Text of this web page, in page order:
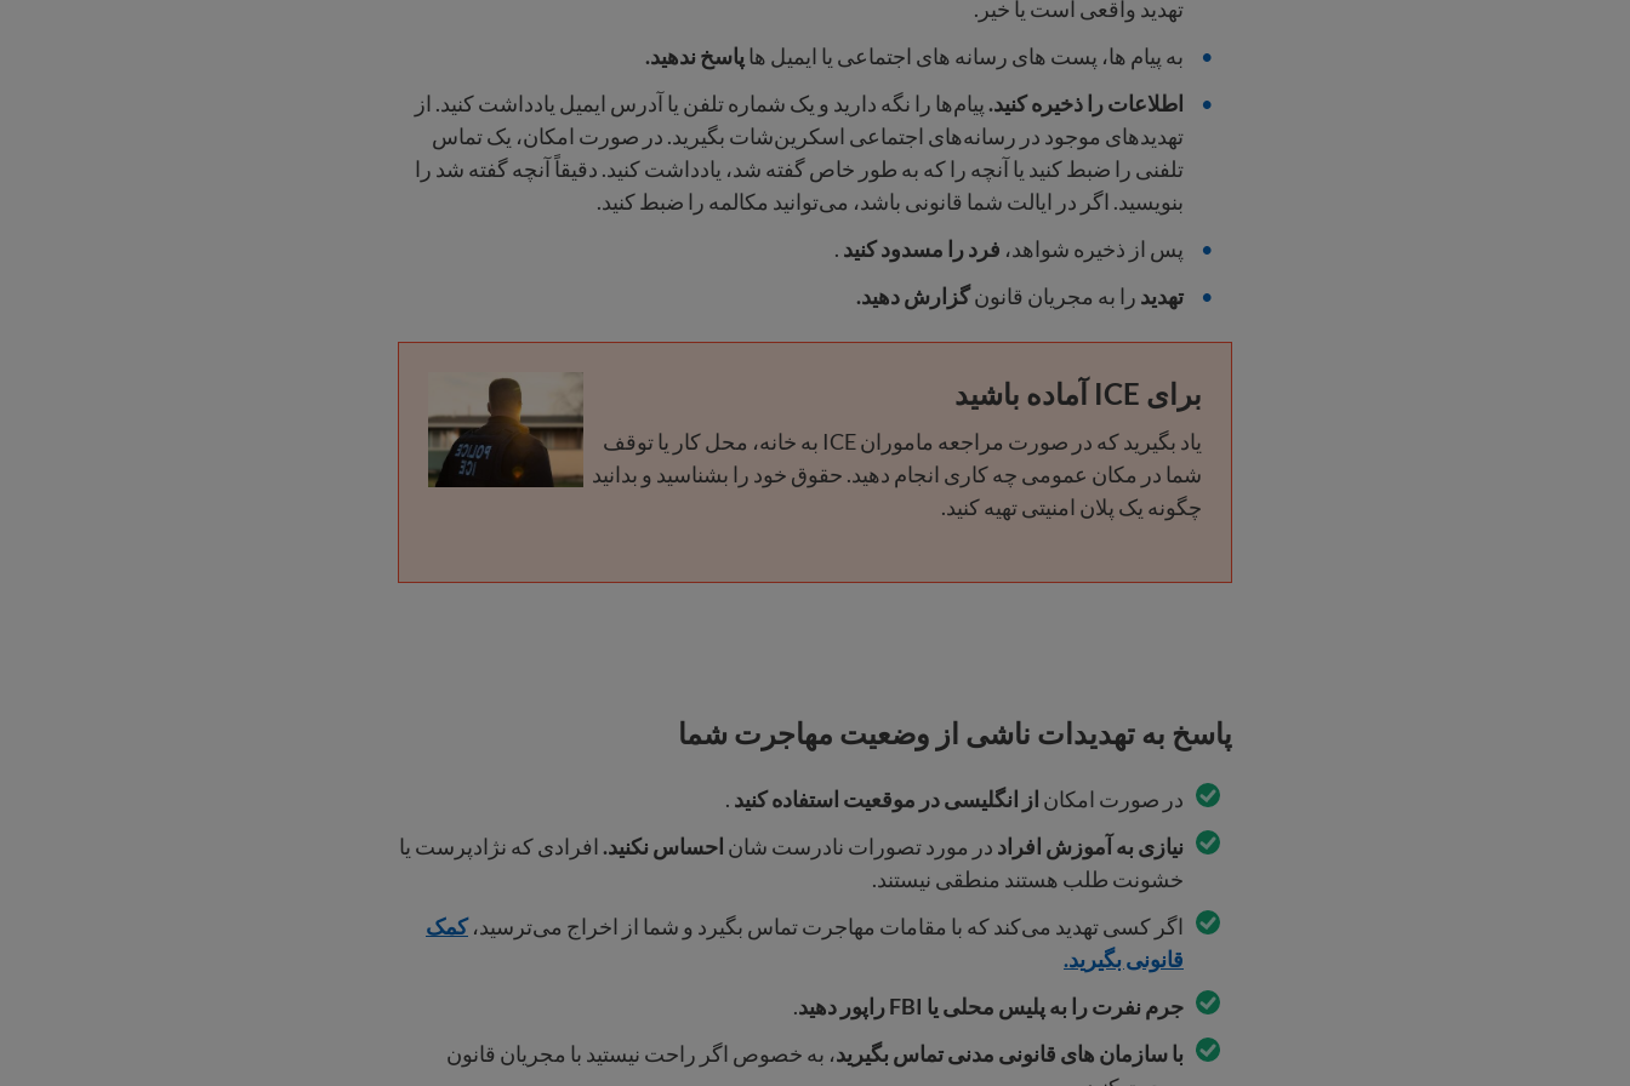
تهدید واقعی است یا خیر.
به پیام ها، پست های رسانه های اجتماعی یا ایمیل ها پاسخ ندهید.
اطلاعات را ذخیره کنید.پیام‌ها را نگه دارید و یک شماره تلفن یا آدرس ایمیل یادداشت کنید. از
تهدیدهای موجود در رسانه‌های اجتماعی اسکرین‌شات بگیرید. در صورت امکان، یک تماس
تلفنی را ضبط کنید یا آنچه را که به طور خاص گفته شد، یادداشت کنید. دقیقاً آنچه گفته شد را
بنویسید. اگر در ایالت شما قانونی باشد، می‌توانید مکالمه را ضبط کنید.
پس از ذخیره شواهد، فرد را مسدود کنید .
تهدید را به مجریان قانونگزارش دهید.
برای ICE آماده باشید
یاد بگیرید که در صورت مراجعه ماموران ICE به خانه، محل کار یا توقف
شما در مکان عمومی چه کاری انجام دهید. حقوق خود را بشناسید و بدانید
چگونه یک پلان امنیتی تهیه کنید.
پاسخ به تهدیدات ناشی از وضعیت مهاجرت شما
در صورت امکان از انگلیسی در موقعیت استفاده کنید .
نیازی به آموزش افراد در مورد تصورات نادرست شان احساس نکنید.افرادی که نژادپرست یا
خشونت طلب هستند منطقی نیستند.
اگر کسی تهدید می‌کند که با مقامات مهاجرت تماس بگیرد و شما از اخراج می‌ترسید، کمک
قانونی بگیرید.
جرم نفرت را به پلیس محلی یا FBI راپور دهید
.
با سازمان های قانونی مدنی تماس بگیرید، به خصوص اگر راحت نیستید با مجریان قانون